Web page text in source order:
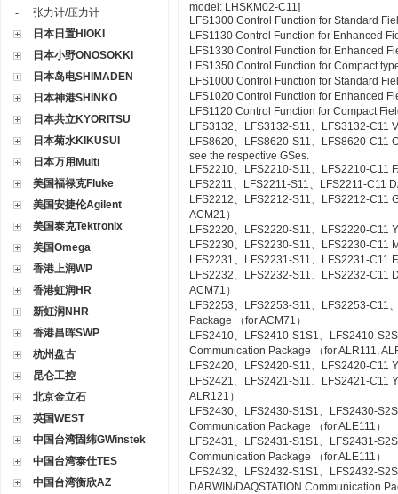
-
张力计/压力计
日本日置HIOKI
日本小野ONOSOKKI
日本岛电SHIMADEN
日本神港SHINKO
日本共立KYORITSU
日本菊水KIKUSUI
日本万用Multi
美国福禄克Fluke
美国安捷伦Agilent
美国泰克Tektronix
美国Omega
香港上润WP
香港虹润HR
新虹润NHR
香港昌晖SWP
杭州盘古
昆仑工控
北京金立石
英国WEST
中国台湾固纬GWinstek
中国台湾泰仕TES
中国台湾衡欣AZ
model: LHSKM02-C11]
LFS1300 Control Function for Standard
LFS1130 Control Function for Enhanced
LFS1330 Control Function for Enhanced
LFS1350 Control Function for Compact
LFS1000 Control Function for Standard
LFS1020 Control Function for Enhanced
LFS1120 Control Function for Compact
LFS3132、LFS3132-S11、LFS3132-C11
LFS8620、LFS8620-S11、LFS8620-C11
see the respective GSes.
LFS2210、LFS2210-S11、LFS2210-C11
LFS2211、LFS2211-S11、LFS2211-C11
LFS2212、LFS2212-S11、LFS2212-C11
ACM21）
LFS2220、LFS2220-S11、LFS2220-C11
LFS2230、LFS2230-S11、LFS2230-C11
LFS2231、LFS2231-S11、LFS2231-C11
LFS2232、LFS2232-S11、LFS2232-C11
ACM71）
LFS2253、LFS2253-S11、LFS2253-C11
Package （for ACM71）
LFS2410、LFS2410-S1S1、LFS2410-
Communication Package （for ALR111,
LFS2420、LFS2420-S11、LFS2420-C11
LFS2421、LFS2421-S11、LFS2421-C11
ALR121）
LFS2430、LFS2430-S1S1、LFS2430-
Communication Package （for ALE111）
LFS2431、LFS2431-S1S1、LFS2431-
Communication Package （for ALE111）
LFS2432、LFS2432-S1S1、LFS2432-
DARWIN/DAQSTATION Communication